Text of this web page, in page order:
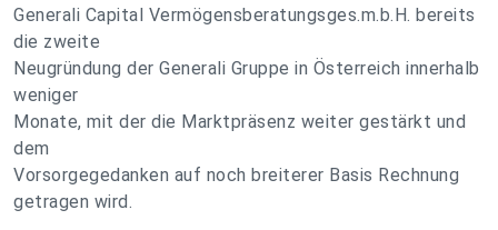
Generali Capital Vermögensberatungsges.m.b.H. bereits
die zweite
Neugründung der Generali Gruppe in Österreich innerhalb
weniger
Monate, mit der die Marktpräsenz weiter gestärkt und
dem
Vorsorgegedanken auf noch breiterer Basis Rechnung
getragen wird.